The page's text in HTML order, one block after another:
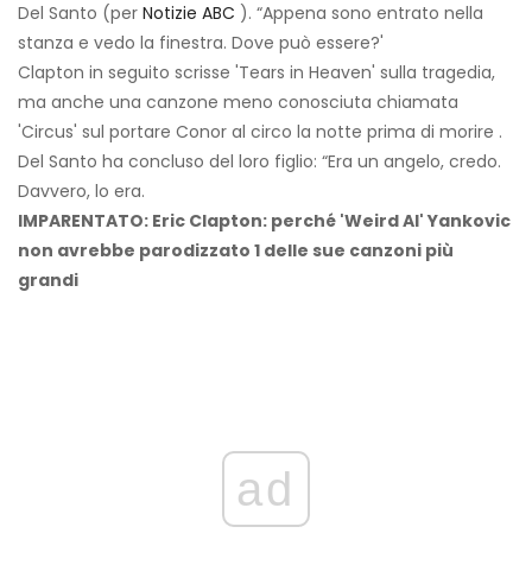
Del Santo (per Notizie ABC ). “Appena sono entrato nella
stanza e vedo la finestra. Dove può essere?'
Clapton in seguito scrisse 'Tears in Heaven' sulla tragedia,
ma anche una canzone meno conosciuta chiamata
'Circus' sul portare Conor al circo la notte prima di morire .
Del Santo ha concluso del loro figlio: “Era un angelo, credo.
Davvero, lo era.
IMPARENTATO: Eric Clapton: perché 'Weird Al' Yankovic
non avrebbe parodizzato 1 delle sue canzoni più
grandi
ad